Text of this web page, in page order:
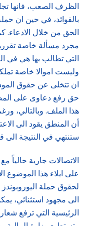
الظرف الصعب، فانها
بالفوائد، في حين ان
الحق من خلال الادعاء.
مجرد مسألة خاصة
التي تطالب بها هي في
وليست اموالا خاصة
ان تتخلى عن حقوق
حق رفع دعاوى على
هذا الملف. وبالتالي،
أن المنطق يقود الى
ستنتهي في النتيجة
الاتصالات جارية حالياً
على ايلاء هذا الموضوع
لحقوق حملة
الى مجهود استثنائي،
الرئيسية التي ترفع